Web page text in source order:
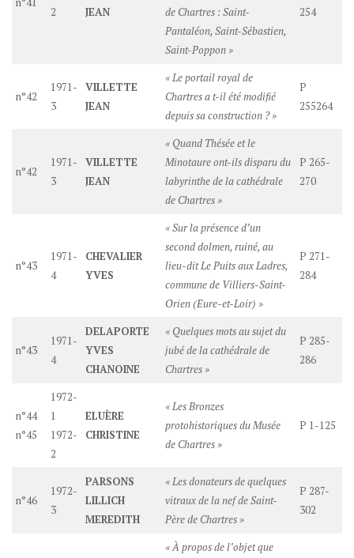
2
JEAN
de Chartres : Saint-
Pantaléon, Saint-Sébastien,
Saint-Poppon »
254
n°42
1971-
3
VILLETTE
JEAN
« Le portail royal de
Chartres a t-il été modifié
depuis sa construction ? »
P
255264
n°42
1971-
3
VILLETTE
JEAN
« Quand Thésée et le
Minotaure ont-ils disparu du
labyrinthe de la cathédrale
de Chartres »
P 265-
270
n°43
1971-
4
CHEVALIER
YVES
« Sur la présence d’un
second dolmen, ruiné, au
lieu-dit Le Puits aux Ladres,
commune de Villiers-Saint-
Orien (Eure-et-Loir) »
P 271-
284
n°43
1971-
4
DELAPORTE
YVES
CHANOINE
« Quelques mots au sujet du
jubé de la cathédrale de
Chartres »
P 285-
286
n°44
n°45
1972-
1
1972-
2
ELUÈRE
CHRISTINE
« Les Bronzes
protohistoriques du Musée
de Chartres »
P 1-125
n°46
1972-
3
PARSONS
LILLICH
MEREDITH
« Les donateurs de quelques
vitraux de la nef de Saint-
Père de Chartres »
P 287-
302
« À propos de l’objet que